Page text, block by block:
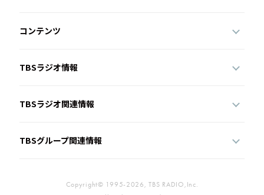
コンテンツ
TBSラジオ情報
TBSラジオ関連情報
TBSグループ関連情報
Copyright© 1995-2026, TBS RADIO,Inc.